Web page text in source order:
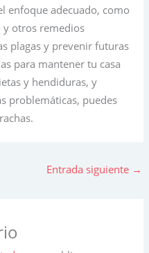
enfoque adecuado, como
y otros remedios
plagas y prevenir futuras
para mantener tu casa
y hendiduras, y
problemáticas, puedes
Entrada siguiente →